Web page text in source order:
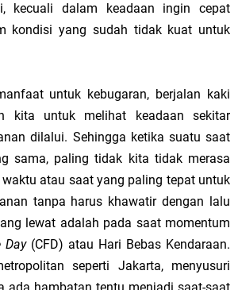
kecuali dalam keadaan ingin cepat
kondisi yang sudah tidak kuat untuk
untuk kebugaran, berjalan kaki
kita untuk melihat keadaan sekitar
dilalui. Sehingga ketika suatu saat
sama, paling tidak kita tidak merasa
atau saat yang paling tepat untuk
tanpa harus khawatir dengan lalu
lewat adalah pada saat momentum
Day(CFD) atau Hari Bebas Kendaraan.
seperti Jakarta, menyusuri